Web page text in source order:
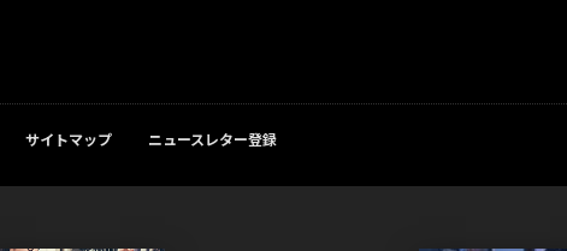
サイトマップ ニュースレター登録